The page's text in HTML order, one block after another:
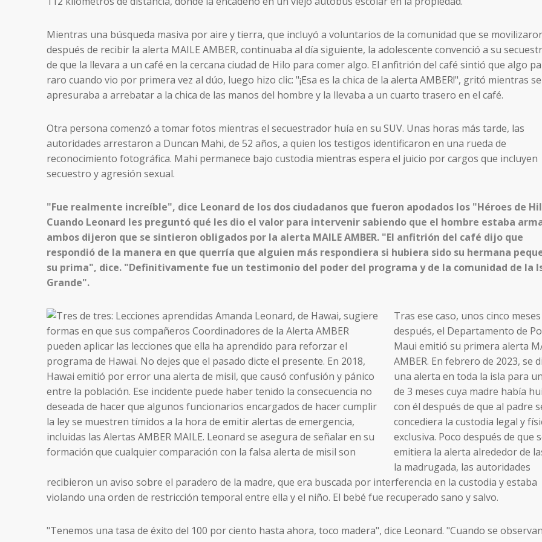
Mientras una búsqueda masiva por aire y tierra, que incluyó a voluntarios de la comunidad que se
después de recibir la alerta MAILE AMBER, continuaba al día siguiente, la adolescente convenció a su
de que la llevara a un café en la cercana ciudad de Hilo para comer algo. El anfitrión del café sintió que algo
raro cuando vio por primera vez al dúo, luego hizo clic: "¡Esa es la chica de la alerta AMBER!", gritó mientras se
apresuraba a arrebatar a la chica de las manos del hombre y la llevaba a un cuarto trasero en el café.
Otra persona comenzó a tomar fotos mientras el secuestrador huía en su SUV. Unas horas más tarde, las
autoridades arrestaron a Duncan Mahi, de 52 años, a quien los testigos identificaron en una rueda de
reconocimiento fotográfica. Mahi permanece bajo custodia mientras espera el juicio por cargos que incluyen
secuestro y agresión sexual.
"Fue realmente increíble", dice Leonard de los dos ciudadanos que fueron apodados los "Héroes de
Cuando Leonard les preguntó qué les dio el valor para intervenir sabiendo que el hombre estaba
ambos dijeron que se sintieron obligados por la alerta MAILE AMBER. "El anfitrión del café dijo que
respondió de la manera en que querría que alguien más respondiera si hubiera sido su hermana
su prima", dice. "Definitivamente fue un testimonio del poder del programa y de la comunidad de la
Grande".
Tras ese caso, unos cinco meses
después, el Departamento de
Maui emitió su primera alerta
AMBER. En febrero de 2023, se
una alerta en toda la isla para
de 3 meses cuya madre había
con él después de que al padre
concediera la custodia legal y
exclusiva. Poco después de que
emitiera la alerta alrededor de
la madrugada, las autoridades
recibieron un aviso sobre el paradero de la madre, que era buscada por interferencia en la custodia y estaba
violando una orden de restricción temporal entre ella y el niño. El bebé fue recuperado sano y salvo.
"Tenemos una tasa de éxito del 100 por ciento hasta ahora, toco madera", dice Leonard. "Cuando se